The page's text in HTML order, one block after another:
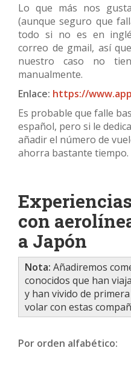
Lo que más nos
(aunque seguro que
todo si no es en
correo de gmail, así
nuestro caso no
manualmente.
Enlace: https://
Es probable que falle
español, pero si le
añadir el número de
ahorra bastante tiempo.
con
a Japón
Nota: Añadiremos
conocidos que han
y han vivido de
volar con estas
Por orden alfabético: